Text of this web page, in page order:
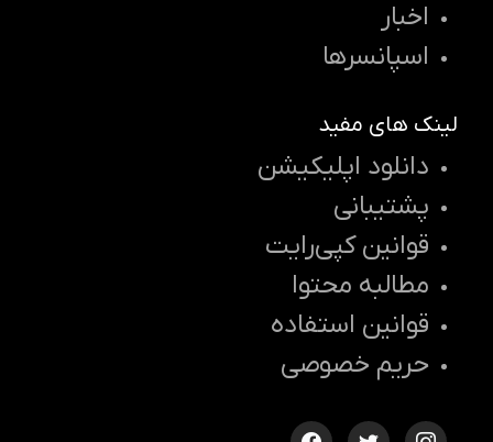
اخبار
اسپانسرها
لینک های مفید
دانلود اپلیکیشن
پشتیبانی
قوانین کپی‌رایت
مطالبه محتوا
قوانین استفاده
حریم خصوصی